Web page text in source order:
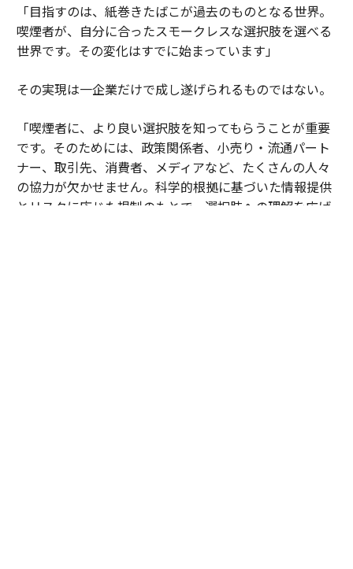
「目指すのは、紙巻きたばこが過去のものとなる世界。
喫煙者が、自分に合ったスモークレスな選択肢を選べる
世界です。その変化はすでに始まっています」
その実現は一企業だけで成し遂げられるものではない。
「喫煙者に、より良い選択肢を知ってもらうことが重要
です。そのためには、政策関係者、小売り・流通パート
ナー、取引先、消費者、メディアなど、たくさんの人々
の協力が欠かせません。科学的根拠に基づいた情報提供
とリスクに応じた規制のもとで、選択肢への理解を広げ